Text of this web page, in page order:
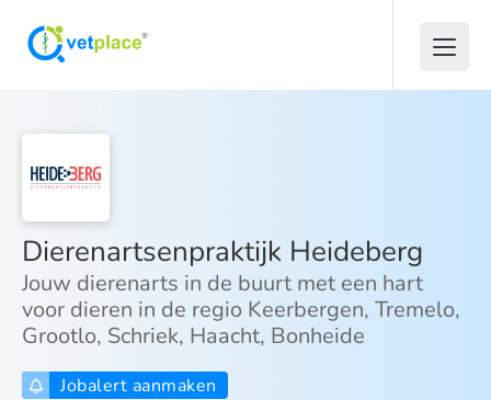
Dierenartsenpraktijk Heideberg
Jouw dierenarts in de buurt met een hart
voor dieren in de regio Keerbergen, Tremelo,
Grootlo, Schriek, Haacht, Bonheide
Jobalert aanmaken